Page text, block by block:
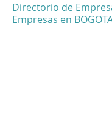
Directorio de
Empresas en